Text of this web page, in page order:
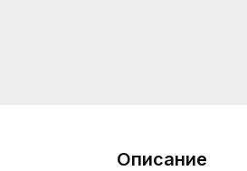
Описание